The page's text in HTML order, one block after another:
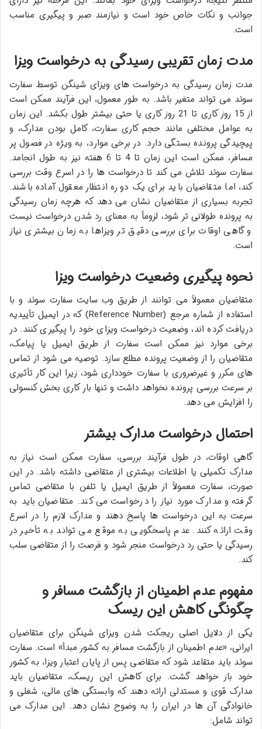
جوانب و نکات خاص خود است و نیازمند صبر و پیگیری مناسب
است.
مدت زمان تقریبی رسیدگی به درخواست ویزا
مدت زمان رسیدگی به درخواست های ویزای شینگن توسط سفارت
سوئد می تواند متغیر باشد. به طور معمول، این فرآیند ممکن است
از 15 روز کاری تا 21 روز کاری یا حتی بیشتر طول بکشد. این زمان
به عوامل مختلفی مانند حجم کاری سفارت، کامل بودن مدارک، و
پیچیدگی پرونده بستگی دارد. در برخی موارد، به ویژه در فصول پر
مسافر، ممکن است این زمان تا 4 تا 6 هفته نیز به طول انجامد.
سفارت سوئد تلاش می کند تا درخواست ها را در اسرع وقت بررسی
کند، اما متقاضیان باید برای یک دوره انتظار معقول آماده باشند.
تجربه بسیاری از متقاضیان نشان می دهد که هرچه زمان رسیدگی
به پرونده طولانی تر شود، لزوماً به معنای رد شدن درخواست نیست
و گاهی اوقات برای بررسی دقیق تر ویزاها به زمان بیشتری نیاز
است.
نحوه پیگیری وضعیت درخواست ویزا
متقاضیان معمولاً می توانند از طریق وب سایت سفارت سوئد و با
استفاده از شماره مرجع (Reference Number) که در ایمیل تأییدیه
دریافت کرده اند، وضعیت درخواست ویزای خود را پیگیری کنند. در
برخی موارد نیز ممکن است سفارت از طریق ایمیل یا پیامک،
متقاضیان را از وضعیت پرونده مطلع سازد. توصیه می شود از تماس
های مکرر و غیرضروری با سفارت خودداری شود، زیرا این کار تأثیری
بر سرعت بررسی پرونده نخواهد داشت و تنها بار کاری بخش کنسولی
را افزایش می دهد.
احتمال درخواست مدارک بیشتر
گاهی اوقات، در طول فرآیند بررسی، سفارت ممکن است نیاز به
مدارک تکمیلی یا اطلاعات بیشتری از متقاضی داشته باشد. در این
صورت، سفارت معمولاً از طریق ایمیل یا تلفن با متقاضی تماس
گرفته و مدارک مورد نیاز را درخواست می کند. متقاضیان باید به
سرعت به این درخواست ها پاسخ دهند و مدارک لازم را در اسرع
وقت ارائه کنند. عدم پاسخگویی به موقع می تواند به تأخیر در
رسیدگی یا حتی رد درخواست منجر شود و فرصت را از متقاضی سلب
کند.
مفهوم عدم اطمینان از بازگشت مسافر و
چگونگی کاهش این ریسک
یکی از دلایل اصلی ریجکت شدن ویزای شینگن برای متقاضیان
ایرانی، «عدم اطمینان از بازگشت مسافر به کشور مبدأ» است. سفارت
سوئد باید متقاعد شود که متقاضی پس از پایان اعتبار ویزا، به کشور
خود باز خواهد گشت. برای کاهش این ریسک، متقاضیان باید
مدارک قوی و مستدلی ارائه دهند که وابستگی های مالی، شغلی و
خانوادگی آن ها در ایران را به وضوح نشان دهد. این مدارک می
تواند شامل: